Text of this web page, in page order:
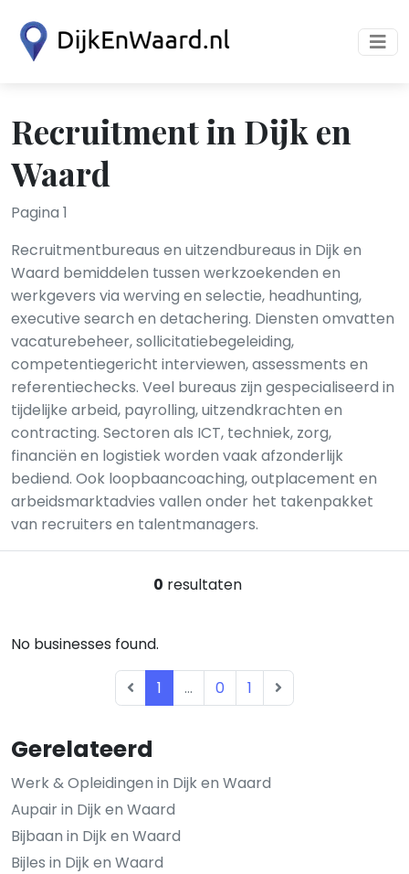
Recruitment in Dijk en
Waard
Pagina 1
Recruitmentbureaus en uitzendbureaus in Dijk en
Waard bemiddelen tussen werkzoekenden en
werkgevers via werving en selectie, headhunting,
executive search en detachering. Diensten omvatten
vacaturebeheer, sollicitatiebegeleiding,
competentiegericht interviewen, assessments en
referentiechecks. Veel bureaus zijn gespecialiseerd in
tijdelijke arbeid, payrolling, uitzendkrachten en
contracting. Sectoren als ICT, techniek, zorg,
financiën en logistiek worden vaak afzonderlijk
bediend. Ook loopbaancoaching, outplacement en
arbeidsmarktadvies vallen onder het takenpakket
van recruiters en talentmanagers.
Gerelateerd
Werk & Opleidingen in Dijk en Waard
Aupair in Dijk en Waard
Bijbaan in Dijk en Waard
Bijles in Dijk en Waard
0 resultaten
No businesses found.
1 ... 0 1